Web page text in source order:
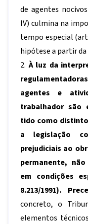
de agentes
IV) culmina na
tempo especial
hipótese a partir
2. À luz da
agentes e
trabalhador são
tido como
a legislação
prejudiciais ao
permanente,
em condições
8.213/1991).
concreto, o
elementos